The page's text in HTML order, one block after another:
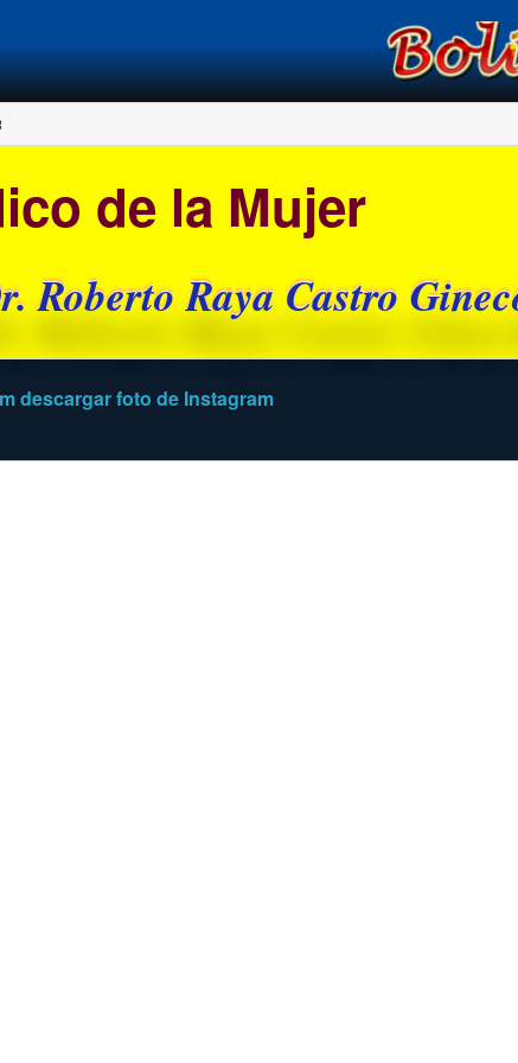
de la Mujer
Roberto Raya Castro
descargar foto de Instagram